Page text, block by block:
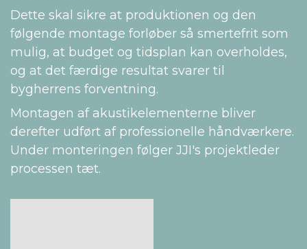
Dette skal sikre at produktionen og den
følgende montage forløber så smertefrit som
mulig, at budget og tidsplan kan overholdes,
og at det færdige resultat svarer til
bygherrens forventning.
Montagen af akustikelementerne bliver
derefter udført af professionelle håndværkere.
Under monteringen følger JJI's projektleder
processen tæt.